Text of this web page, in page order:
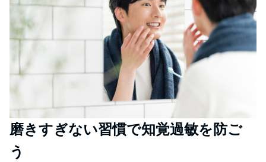
磨きすぎない習慣で知覚過敏を防ご
う